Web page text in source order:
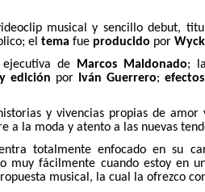
musical y sencillo debut,
el tema fue producido por
ejecutiva de Marcos Maldonado;
edición por Iván Guerrero;
y vivencias propias de
a la moda y atento a las nuevas
totalmente enfocado en su
muy fácilmente cuando estoy en
musical, la cual la ofrezco